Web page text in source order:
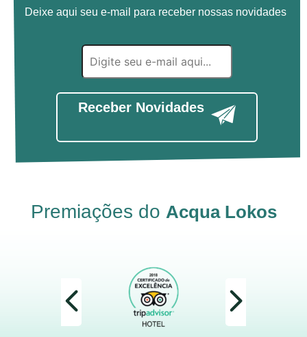
Deixe aqui seu e-mail para receber nossas novidades
Receber Novidades
Premiações do Acqua Lokos